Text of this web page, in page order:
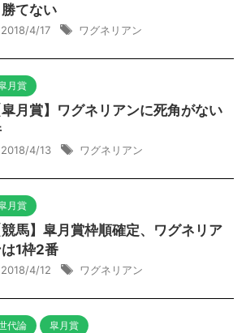
勝てない
2018/4/17 ワグネリアン
月賞
皐月賞】ワグネリアンに死角がない
2018/4/13 ワグネリアン
月賞
競馬】皐月賞枠順確定、ワグネリア
は1枠2番
2018/4/12 ワグネリアン
代論 皐月賞